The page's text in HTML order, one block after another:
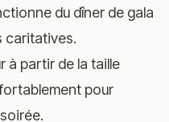
du dîner de gala
caritatives.
à partir de la taille
pour